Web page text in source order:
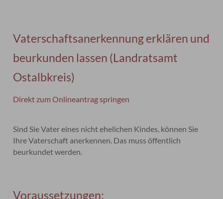
Vaterschaftsanerkennung erklären und
beurkunden lassen (Landratsamt
Ostalbkreis)
Direkt zum Onlineantrag springen
Sind Sie Vater eines nicht ehelichen Kindes, können Sie
Ihre Vaterschaft anerkennen. Das muss öffentlich
beurkundet werden.
Voraussetzungen: